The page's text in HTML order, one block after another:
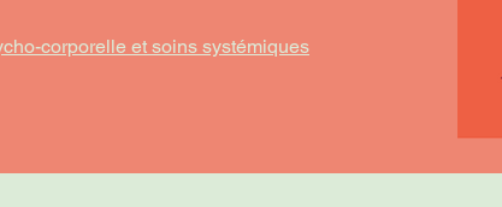
corporelle et soins systémiques